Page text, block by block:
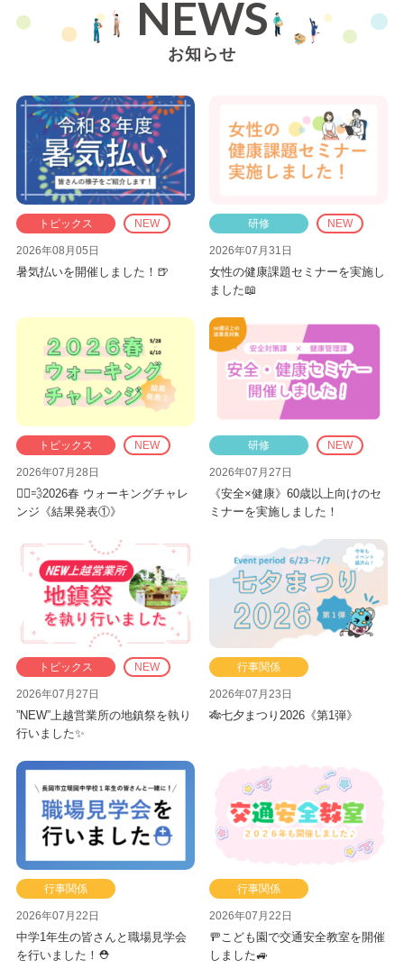
NEWS
お知らせ
トピックス NEW
2026年08月05日
暑気払いを開催しました！🍺
研修 NEW
2026年07月31日
女性の健康課題セミナーを実施し
ました📖
トピックス NEW
2026年07月28日
🏃‍♂️💨2026春 ウォーキングチャレ
ンジ《結果発表①》
研修 NEW
2026年07月27日
《安全×健康》60歳以上向けのセ
ミナーを実施しました！
トピックス NEW
2026年07月27日
”NEW”上越営業所の地鎮祭を執り
行いました✨
行事関係
2026年07月23日
🎋七夕まつり2026《第1弾》
行事関係
2026年07月22日
中学1年生の皆さんと職場見学会
を行いました！⛑
行事関係
2026年07月22日
🚥こども園で交通安全教室を開催
しました🚙